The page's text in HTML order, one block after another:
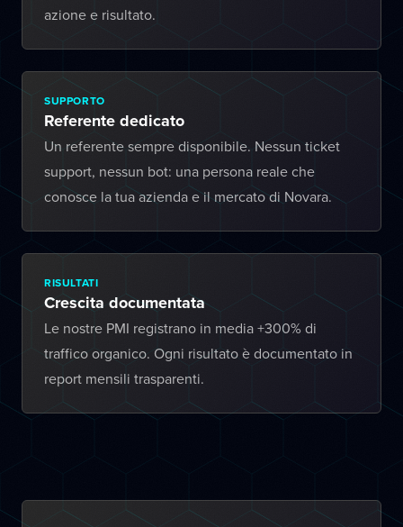
azione e risultato.
SUPPORTO
Referente dedicato
Un referente sempre disponibile. Nessun ticket
support, nessun bot: una persona reale che
conosce la tua azienda e il mercato di Novara.
RISULTATI
Crescita documentata
Le nostre PMI registrano in media +300% di
traffico organico. Ogni risultato è documentato in
report mensili trasparenti.